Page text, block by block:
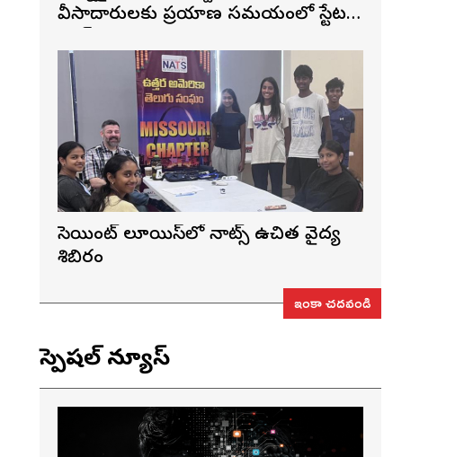
వీసాదారులకు ప్రయాణ సమయంలో స్టేటస్
సెయింట్ లూయిస్‌లో నాట్స్ ఉచిత వైద్య
శిబిరం
ఇంకా చదవండి
స్పెషల్ న్యూస్